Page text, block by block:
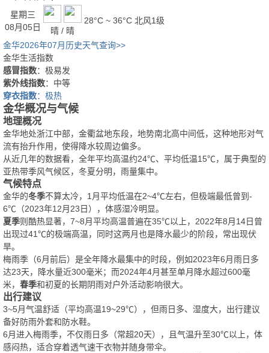
星期三
08月05日
晴 / 晴
28°C ~ 36°C 北风1级
金华2026年07月历史天气查询>>
金华生活指数
感冒指数：极易发
紫外线指数：中等
穿衣指数：极热
金华概况与气候
地理概况
金华地处浙江中部，金衢盆地东段，地势南北高中间低，这种地形对气
流有抬升作用，使得降水较周边偏多。
从近几年的数据看，全年平均高温约24℃、平均低温15℃，属于典型的
亚热带季风气候区，冬夏分明，雨量集中。
气候特点
金华的冬季不算太冷，1月平均低温在2~4℃左右，但极端最低曾到-
6℃（2023年12月23日），体感湿冷明显。
夏季则酷热显著，7~8月平均高温普遍在35℃以上，2022年8月14日曾
出现过41℃的极端高温，同时这两月也是降水最少的阶段，常出现伏
旱。
梅雨季（6月前后）是全年降水最集中的时段，例如2023年6月雨日多
达23天，降水量近300毫米；而2024年4月甚至单月降水超过600毫
米， 春季和初夏的长期阴雨对户外活动影响很大。
出行建议
3~5月气温舒适（平均高温19~29℃），但雨日多、湿度大，出行建议
备好防雨外套和防水鞋。
6月进入梅雨季，不仅雨日多（常超20天），且气温升至30℃以上，体
感闷热，适合穿着透气速干衣物并随身带伞。